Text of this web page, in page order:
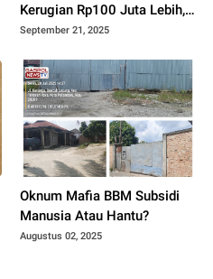
Kerugian Rp100 Juta Lebih,
Seorang Pelaku Diamankan
September 21, 2025
Oknum Mafia BBM Subsidi
Manusia Atau Hantu?
Augustus 02, 2025